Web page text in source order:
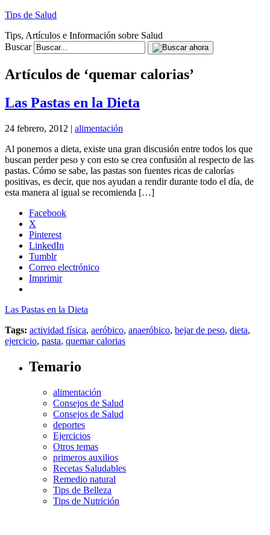
Tips de Salud
Tips, Artículos e Información sobre Salud
Buscar
Artículos de ‘quemar calorias’
Las Pastas en la Dieta
24 febrero, 2012 | alimentación
Al ponernos a dieta, existe una gran discusión entre todos los que
buscan perder peso y con esto se crea confusión al respecto de las
pastas. Cómo se sabe, las pastas son fuentes ricas de calorías
positivas, es decir, que nos ayudan a rendir durante todo el día, de
esta manera al igual se recomienda […]
Facebook
X
Pinterest
LinkedIn
Tumblr
Correo electrónico
Imprimir
Las Pastas en la Dieta
Tags: actividad física, aeróbico, anaeróbico, bejar de peso, dieta,
ejercicio, pasta, quemar calorias
Temario
alimentación
Consejos de Salud
Consejos de Salud
deportes
Ejercicios
Otros temas
primeros auxilios
Recetas Saludables
Remedio natural
Tips de Belleza
Tips de Nutrición